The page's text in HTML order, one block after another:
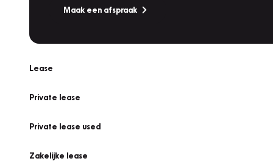
Maak een afspraak
Lease
Private lease
Private lease used
Zakelijke lease